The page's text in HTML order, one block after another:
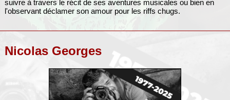
suivre à travers le récit de ses aventures musicales ou bien en
l'observant déclamer son amour pour les riffs chugs.
Nicolas Georges